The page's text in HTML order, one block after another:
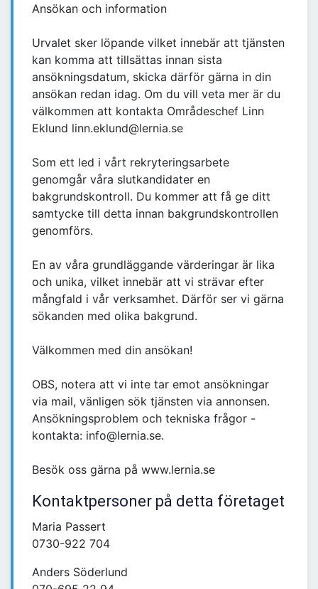
Ansökan och information
Urvalet sker löpande vilket innebär att tjänsten
kan komma att tillsättas innan sista
ansökningsdatum, skicka därför gärna in din
ansökan redan idag. Om du vill veta mer är du
välkommen att kontakta Områdeschef Linn
Eklund linn.eklund@lernia.se
Som ett led i vårt rekryteringsarbete
genomgår våra slutkandidater en
bakgrundskontroll. Du kommer att få ge ditt
samtycke till detta innan bakgrundskontrollen
genomförs.
En av våra grundläggande värderingar är lika
och unika, vilket innebär att vi strävar efter
mångfald i vår verksamhet. Därför ser vi gärna
sökanden med olika bakgrund.
Välkommen med din ansökan!
OBS, notera att vi inte tar emot ansökningar
via mail, vänligen sök tjänsten via annonsen.
Ansökningsproblem och tekniska frågor -
kontakta: info@lernia.se.
Besök oss gärna på www.lernia.se
Kontaktpersoner på detta företaget
Maria Passert
0730-922 704
Anders Söderlund